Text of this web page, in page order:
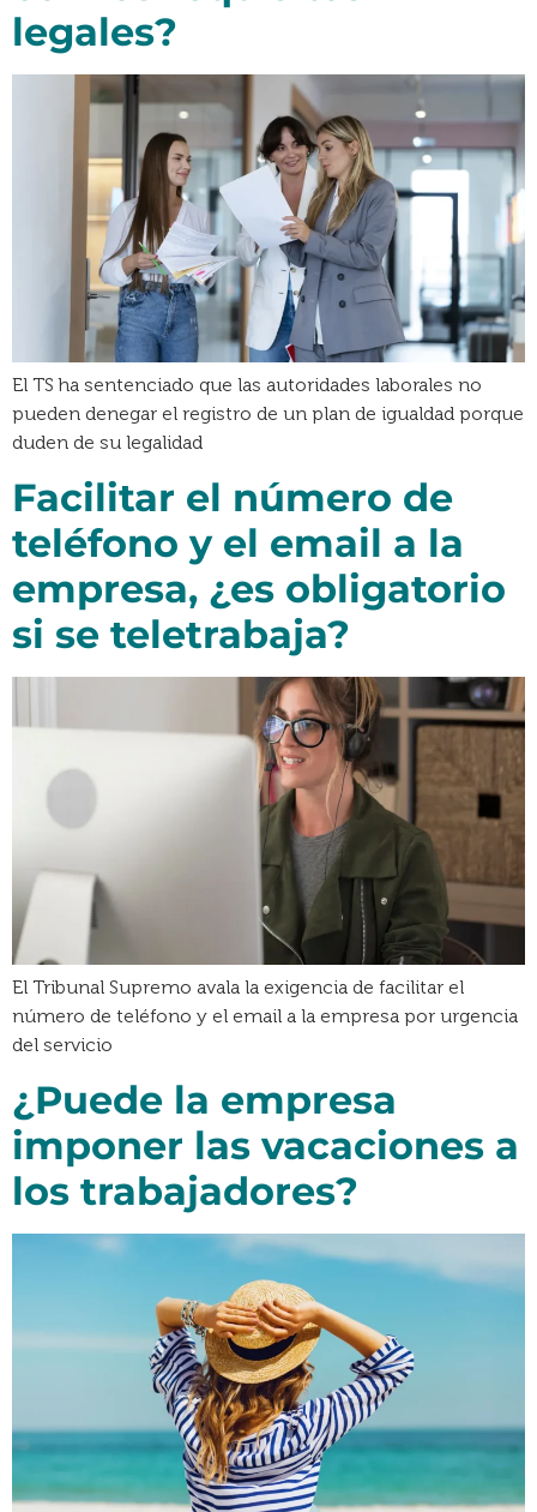
legales?
El TS ha sentenciado que las autoridades laborales no
pueden denegar el registro de un plan de igualdad porque
duden de su legalidad
Facilitar el número de
teléfono y el email a la
empresa, ¿es obligatorio
si se teletrabaja?
El Tribunal Supremo avala la exigencia de facilitar el
número de teléfono y el email a la empresa por urgencia
del servicio
¿Puede la empresa
imponer las vacaciones a
los trabajadores?